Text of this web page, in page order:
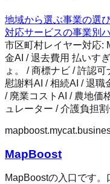
地域から選ぶ事業の選
対応サービスの事業別
市区町村レイヤー対応:
金AI / 退去費用 払いす
ょ。 / 商標ナビ / 許認
慰謝料AI / 相続AI / 退職
/ 廃業コストAI / 農地価
ュレーター / 介護負担
MapBoost
MapBoostの入口です